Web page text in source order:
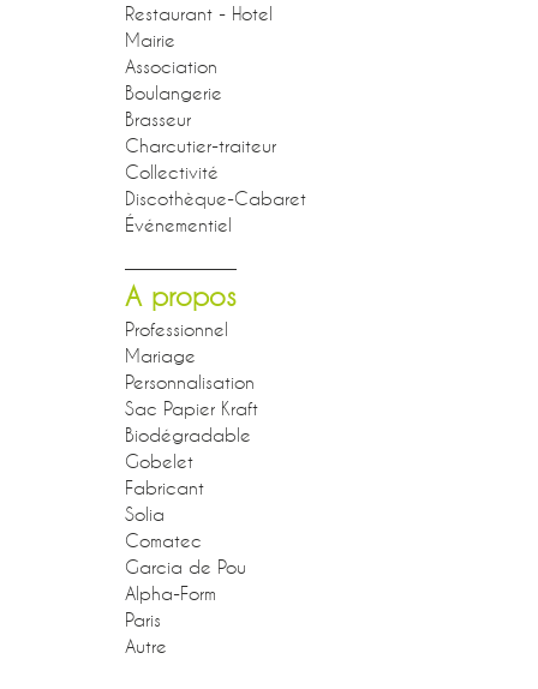
Restaurant - Hotel
Mairie
Association
Boulangerie
Brasseur
Charcutier-traiteur
Collectivité
Discothèque-Cabaret
Événementiel
A propos
Professionnel
Mariage
Personnalisation
Sac Papier Kraft
Biodégradable
Gobelet
Fabricant
Solia
Comatec
Garcia de Pou
Alpha-Form
Paris
Autre